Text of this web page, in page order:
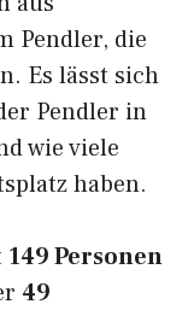
Pendler, die
Es lässt sich
Pendler in
wie viele
haben.
149 Personen
49